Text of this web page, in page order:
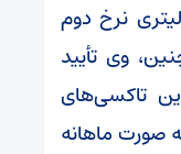
در حالی که باید از سهمیه ۱۰۰ لیتری نرخ دوم
وی تأیید
تاکسی‌های
صورت ماهانه